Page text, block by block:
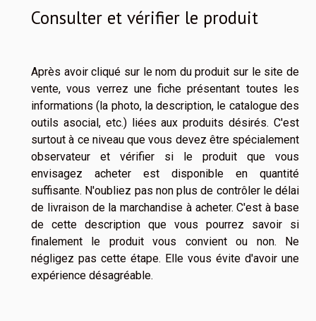
Consulter et vérifier le produit
Après avoir cliqué sur le nom du produit sur le site de
vente, vous verrez une fiche présentant toutes les
informations (la photo, la description, le catalogue des
outils asocial, etc.) liées aux produits désirés. C'est
surtout à ce niveau que vous devez être spécialement
observateur et vérifier si le produit que vous
envisagez acheter est disponible en quantité
suffisante. N'oubliez pas non plus de contrôler le délai
de livraison de la marchandise à acheter. C'est à base
de cette description que vous pourrez savoir si
finalement le produit vous convient ou non. Ne
négligez pas cette étape. Elle vous évite d'avoir une
expérience désagréable.